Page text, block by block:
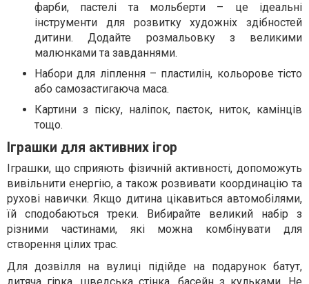
фарби, пастелі та мольберти – це ідеальні
інструменти для розвитку художніх здібностей
дитини. Додайте розмальовку з великими
малюнками та завданнями.
Набори для ліплення – пластилін, кольорове тісто
або самозастигаюча маса.
Картини з піску, наліпок, паєток, ниток, камінців
тощо.
Іграшки для активних ігор
Іграшки, що сприяють фізичній активності, допоможуть
вивільнити енергію, а також розвивати координацію та
рухові навички. Якщо дитина цікавиться автомобілями,
їй сподобаються треки. Вибирайте великий набір з
різними частинами, які можна комбінувати для
створення цілих трас.
Для дозвілля на вулиці підійде на подарунок батут,